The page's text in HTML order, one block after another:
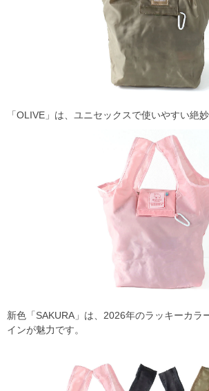
「OLIVE」は、ユニセックスで使いやすい絶
新色「SAKURA」は、2026年のラッキーカラ
インが魅力です。